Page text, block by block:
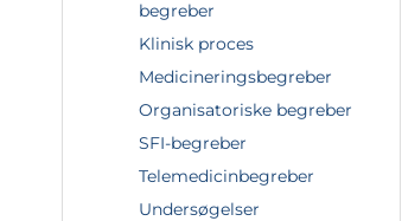
begreber
Klinisk proces
Medicineringsbegreber
Organisatoriske begreber
SFI-begreber
Telemedicinbegreber
Undersøgelser